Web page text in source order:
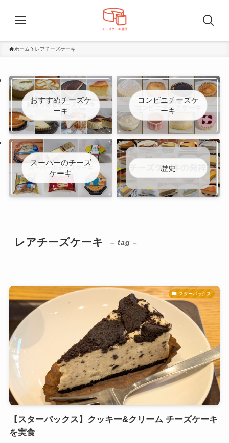
ホーム レアチーズケーキ
おすすめチーズケ
ーキ
コンビニチーズケ
ーキ
スーパーのチーズ
ケーキ
歴史
レアチーズケーキ – tag –
スターバックス
【スターバックス】クッキー&クリーム チーズケーキ
を実食